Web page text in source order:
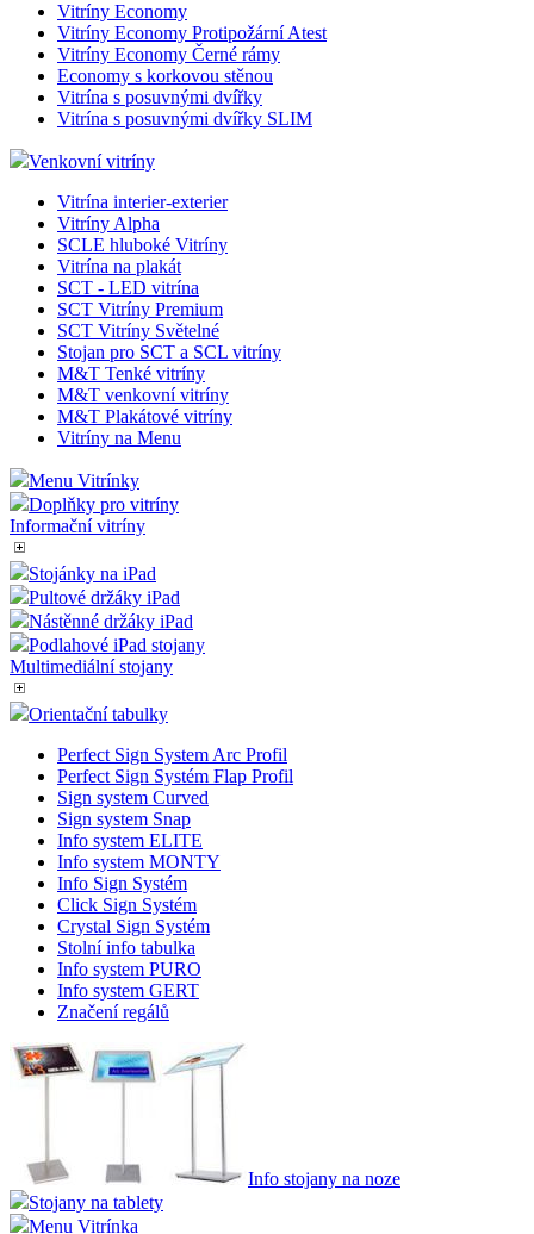
Vitríny Economy
Vitríny Economy Protipožární Atest
Vitríny Economy Černé rámy
Economy s korkovou stěnou
Vitrína s posuvnými dvířky
Vitrína s posuvnými dvířky SLIM
Venkovní vitríny
Vitrína interier-exterier
Vitríny Alpha
SCLE hluboké Vitríny
Vitrína na plakát
SCT - LED vitrína
SCT Vitríny Premium
SCT Vitríny Světelné
Stojan pro SCT a SCL vitríny
M&T Tenké vitríny
M&T venkovní vitríny
M&T Plakátové vitríny
Vitríny na Menu
Menu Vitrínky
Doplňky pro vitríny
Informační vitríny
Stojánky na iPad
Pultové držáky iPad
Nástěnné držáky iPad
Podlahové iPad stojany
Multimediální stojany
Orientační tabulky
Perfect Sign System Arc Profil
Perfect Sign Systém Flap Profil
Sign system Curved
Sign system Snap
Info system ELITE
Info system MONTY
Info Sign Systém
Click Sign Systém
Crystal Sign Systém
Stolní info tabulka
Info system PURO
Info system GERT
Značení regálů
Info stojany na noze
Stojany na tablety
Menu Vitrínka